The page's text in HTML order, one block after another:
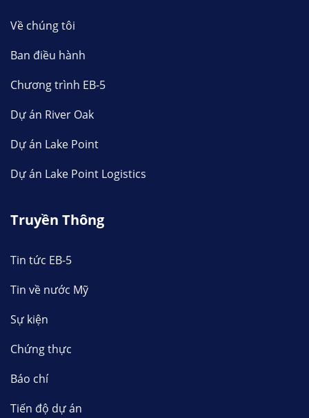
Về chúng tôi
Ban điều hành
Chương trình EB-5
Dự án River Oak
Dự án Lake Point
Dự án Lake Point Logistics
Truyền Thông
Tin tức EB-5
Tin về nước Mỹ
Sự kiện
Chứng thực
Báo chí
Tiến độ dự án